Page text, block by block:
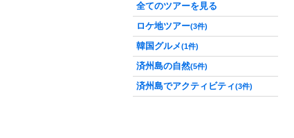
全てのツアーを見る
ロケ地ツアー(3件)
韓国グルメ(1件)
済州島の自然(5件)
済州島でアクティビティ(3件)